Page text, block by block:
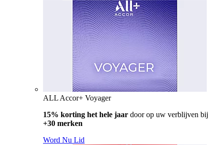
ALL Accor+ Voyager
15% korting het hele jaar door op uw verblijven bij
+30 merken
Word Nu Lid